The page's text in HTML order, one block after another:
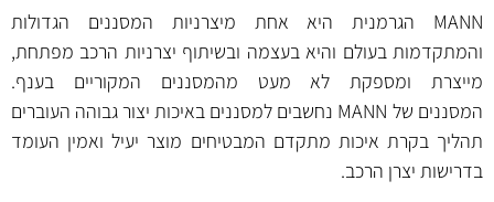
MANN הגרמנית היא אחת מיצרניות המסננים הגדולות
והמתקדמות בעולם והיא בעצמה ובשיתוף יצרניות הרכב מפתחת,
מייצרת ומספקת לא מעט מהמסננים המקוריים בענף.
המסננים של MANN נחשבים למסננים באיכות יצור גבוהה העוברים
תהליך בקרת איכות מתקדם המבטיחים מוצר יעיל ואמין העומד
בדרישות יצרן הרכב.